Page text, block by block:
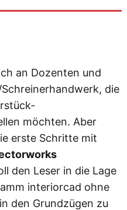
i
4
6
,
7
3
an Dozenten und
die
möchten. Aber
erste Schritte mit
den Leser in die Lage
interiorcad ohne
den Grundzügen zu